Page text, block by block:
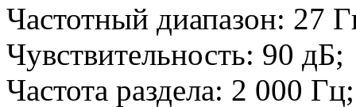
Частотный диапазон: 27
Чувствительность: 90 дБ;
Частота раздела: 2 000 Гц;